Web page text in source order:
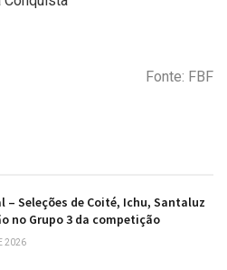
Fonte: FBF
Seleções de Coité, Ichu, Santaluz
no Grupo 3 da competição
2026